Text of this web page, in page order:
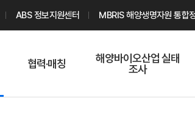
ABS 정보지원센터 MBRIS 해양생명자원 통합
협력·매칭
해양바이오산업 실태
조사